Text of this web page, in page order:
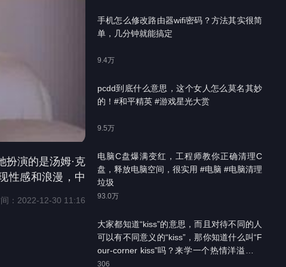
扮演的是汤姆·克
性感和浪漫，中
： 2022-12-30 11:16
手机怎么修改路由器wifi密码？方法其实很简
单，几分钟就能搞定
9.4万
pcdd到底什么意思，这个女人怎么莫名其妙
的！
#和平精英 #游戏星光大赏
9.5万
电脑C盘爆满变红，工程师教你正确清理C
盘，释放电脑空间，很实用 #电脑 #电脑清理
垃圾
93.0万
大家都知道“kiss”的意思，而且对待不同的人
可以有不同意义的“kiss”，那你知道什么叫“F
our-corner kiss”吗？来学一个热情洋溢的表
达！#英语冷知识 #kisskiss
306